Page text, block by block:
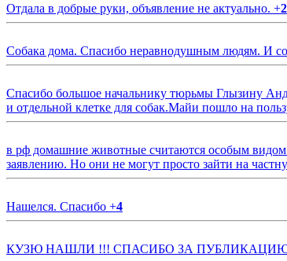
Отдала в добрые руки, объявление не актуально. +2
Собака дома. Спасибо неравнодушным людям. И
Спасибо большое начальнику тюрьмы Глызину
и отдельной клетке для собак.Майи пошло на
в рф домашние животные считаются особым видом
заявлению. Но они не могут просто зайти на
Нашелся. Спасибо +4
КУЗЮ НАШЛИ !!! СПАСИБО ЗА